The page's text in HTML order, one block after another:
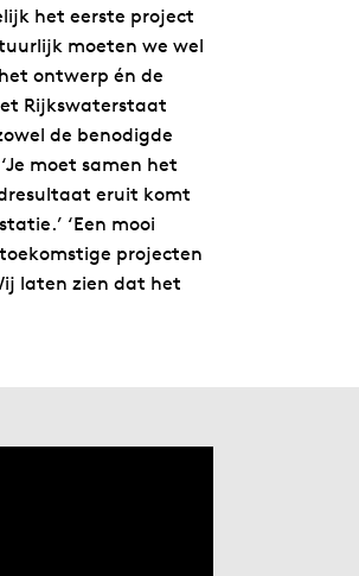
het eerste project
moeten we wel
ontwerp én de
Rijkswaterstaat
de benodigde
moet samen het
eruit komt
‘Een mooi
projecten
laten zien dat het